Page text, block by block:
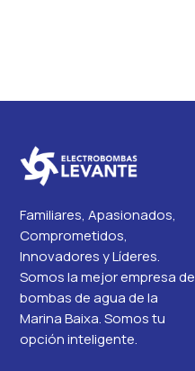
Familiares, Apasionados,
Comprometidos,
Innovadores y Líderes.
Somos la mejor empresa de
bombas de agua de la
Marina Baixa. Somos tu
opción inteligente.